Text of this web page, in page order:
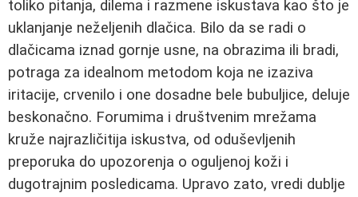
toliko pitanja, dilema i razmene iskustava kao što je
uklanjanje neželjenih dlačica. Bilo da se radi o
dlačicama iznad gornje usne, na obrazima ili bradi,
potraga za idealnom metodom koja ne izaziva
iritacije, crvenilo i one dosadne bele bubuljice, deluje
beskonačno. Forumima i društvenim mrežama
kruže najrazličitija iskustva, od oduševljenih
preporuka do upozorenja o oguljenoj koži i
dugotrajnim posledicama. Upravo zato, vredi dublje